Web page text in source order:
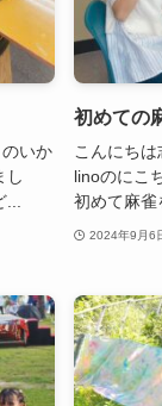
いか
し
初めての
こんにち
linoのにこ
初めて麻雀
2024年9月6